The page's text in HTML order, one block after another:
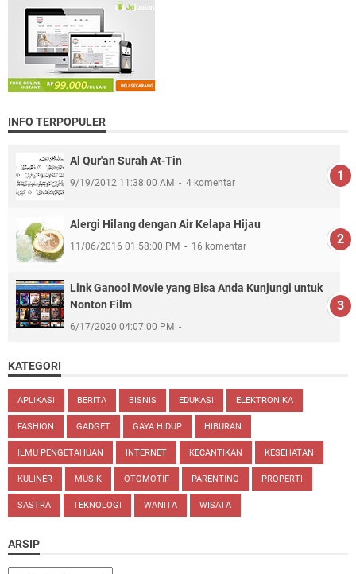
INFO TERPOPULER
Al Qur'an Surah At-Tin
9/19/2012 11:38:00 AM 4 komentar
Alergi Hilang dengan Air Kelapa Hijau
11/06/2016 01:58:00 PM 16 komentar
Link Ganool Movie yang Bisa Anda Kunjungi untuk
Nonton Film
6/17/2020 04:07:00 PM
KATEGORI
APLIKASI BERITA BISNIS EDUKASI ELEKTRONIKA
FASHION GADGET GAYA HIDUP HIBURAN
ILMU PENGETAHUAN INTERNET KECANTIKAN KESEHATAN
KULINER MUSIK OTOMOTIF PARENTING PROPERTI
SASTRA TEKNOLOGI WANITA WISATA
ARSIP